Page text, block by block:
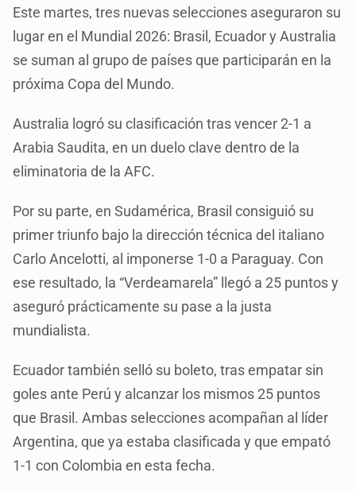
Este martes, tres nuevas selecciones aseguraron su
lugar en el Mundial 2026: Brasil, Ecuador y Australia
se suman al grupo de países que participarán en la
próxima Copa del Mundo.
Australia logró su clasificación tras vencer 2-1 a
Arabia Saudita, en un duelo clave dentro de la
eliminatoria de la AFC.
Por su parte, en Sudamérica, Brasil consiguió su
primer triunfo bajo la dirección técnica del italiano
Carlo Ancelotti, al imponerse 1-0 a Paraguay. Con
ese resultado, la “Verdeamarela” llegó a 25 puntos y
aseguró prácticamente su pase a la justa
mundialista.
Ecuador también selló su boleto, tras empatar sin
goles ante Perú y alcanzar los mismos 25 puntos
que Brasil. Ambas selecciones acompañan al líder
Argentina, que ya estaba clasificada y que empató
1-1 con Colombia en esta fecha.